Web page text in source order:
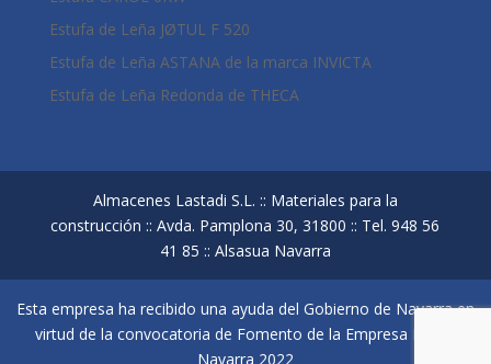
Estufa de Leña JØTUL F 520
Estufa de Leña ASTANA de la marca INVICTA
Estufa de Leña Redonda de THECA
Almacenes Lastadi S.L. :: Materiales para la
construcción :: Avda. Pamplona 30, 31800 :: Tel. 948 56
41 85 :: Alsasua Navarra
Esta empresa ha recibido una ayuda del Gobierno de Navarra en
virtud de la convocatoria de Fomento de la Empresa Digital
Navarra 2022